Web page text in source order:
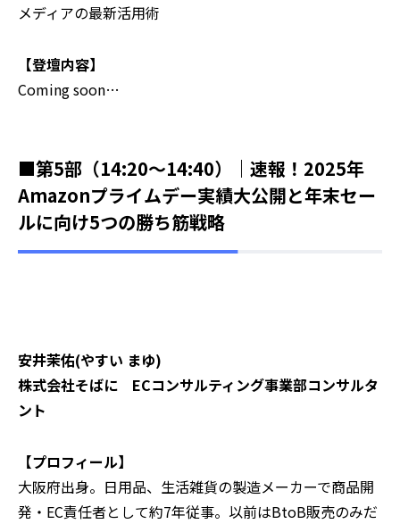
メディアの最新活用術
【登壇内容】
Coming soon…
■第5部（14:20～14:40）｜速報！2025年
Amazonプライムデー実績大公開と年末セー
ルに向け5つの勝ち筋戦略
安井茉佑(やすい まゆ)
株式会社そばに ECコンサルティング事業部コンサルタ
ント
【プロフィール】
大阪府出身。日用品、生活雑貨の製造メーカーで商品開
発・EC責任者として約7年従事。以前はBtoB販売のみだ